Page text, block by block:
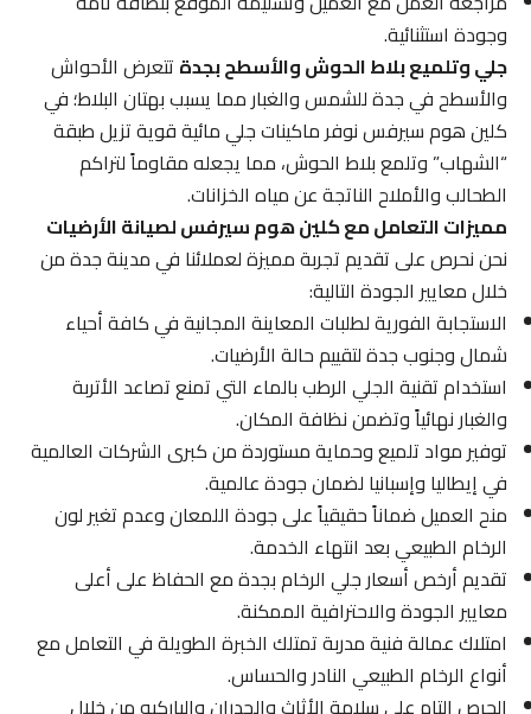
وجودة استثنائية.
جلي وتلميع بلاط الحوش والأسطح بجدةتتعرض الأحواش
والأسطح في جدة للشمس والغبار مما يسبب بهتان البلاط؛ في
كلين هوم سيرفس نوفر ماكينات جلي مائية قوية تزيل طبقة
“الشهاب” وتلمع بلاط الحوش، مما يجعله مقاوماً لتراكم
الطحالب والأملاح الناتجة عن مياه الخزانات.
مميزات التعامل مع كلين هوم سيرفس لصيانة الأرضيات
نحن نحرص على تقديم تجربة مميزة لعملائنا في مدينة جدة من
خلال معايير الجودة التالية:
الاستجابة الفورية لطلبات المعاينة المجانية في كافة أحياء
شمال وجنوب جدة لتقييم حالة الأرضيات.
استخدام تقنية الجلي الرطب بالماء التي تمنع تصاعد الأتربة
والغبار نهائياً وتضمن نظافة المكان.
توفير مواد تلميع وحماية مستوردة من كبرى الشركات العالمية
في إيطاليا وإسبانيا لضمان جودة عالمية.
منح العميل ضماناً حقيقياً على جودة اللمعان وعدم تغير لون
الرخام الطبيعي بعد انتهاء الخدمة.
تقديم أرخص أسعار جلي الرخام بجدة مع الحفاظ على أعلى
معايير الجودة والاحترافية الممكنة.
امتلاك عمالة فنية مدربة تمتلك الخبرة الطويلة في التعامل مع
أنواع الرخام الطبيعي النادر والحساس.
الحرص التام على سلامة الأثاث والجدران والباركيه من خلال